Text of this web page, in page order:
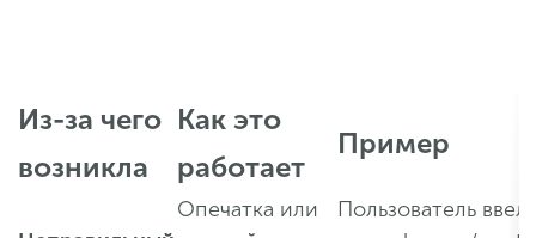
Из-за чего
возникла
Как это
работает
Пример
Опечатка или
Пользователь ввел